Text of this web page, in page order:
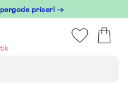
priser! →